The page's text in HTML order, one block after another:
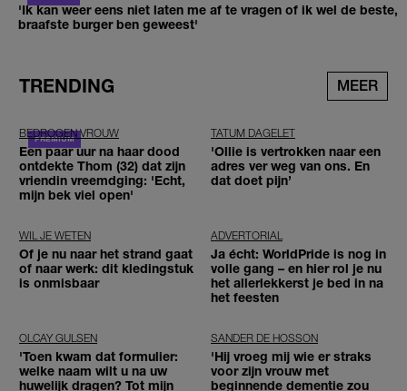
'Ik kan weer eens niet laten me af te vragen of ik wel de beste,
braafste burger ben geweest'
TRENDING MEER
BEDROGEN VROUW
Een paar uur na haar dood
ontdekte Thom (32) dat zijn
vriendin vreemdging: 'Echt,
mijn bek viel open'
TATUM DAGELET
'Ollie is vertrokken naar een
adres ver weg van ons. En
dat doet pijn’
WIL JE WETEN
Of je nu naar het strand gaat
of naar werk: dit kledingstuk
is onmisbaar
ADVERTORIAL
Ja écht: WorldPride is nog in
volle gang – en hier rol je nu
het allerlekkerst je bed in na
het feesten
OLCAY GULSEN
'Toen kwam dat formulier:
welke naam wilt u na uw
huwelijk dragen? Tot mijn
SANDER DE HOSSON
'Hij vroeg mij wie er straks
voor zijn vrouw met
beginnende dementie zou